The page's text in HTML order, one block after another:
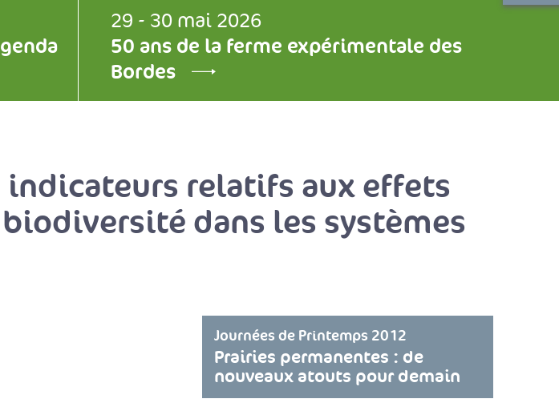
29 - 30 mai 2026
50 ans de la ferme expérimentale des
Bordes
indicateurs relatifs aux effets
dans les systèmes
Journées de Printemps 2012
Prairies permanentes : de
nouveaux atouts pour demain